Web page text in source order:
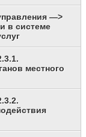
—>
в системе
местного